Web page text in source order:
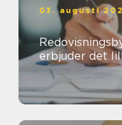
03. augusti
erbjuder det